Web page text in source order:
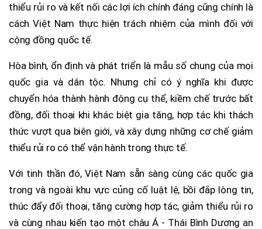
thiểu rủi ro và kết nối các lợi ích chính đáng cũng chính là
cách Việt Nam thực hiện trách nhiệm của mình đối với
cộng đồng quốc tế.
Hòa bình, ổn định và phát triển là mẫu số chung của mọi
quốc gia và dân tộc. Nhưng chỉ có ý nghĩa khi được
chuyển hóa thành hành động cụ thể, kiềm chế trước bất
đồng, đối thoại khi khác biệt gia tăng, hợp tác khi thách
thức vượt qua biên giới, và xây dựng những cơ chế giảm
thiểu rủi ro có thể vận hành trong thực tế.
Với tinh thần đó, Việt Nam sẵn sàng cùng các quốc gia
trong và ngoài khu vực củng cố luật lệ, bồi đắp lòng tin,
thúc đẩy đối thoại, tăng cường hợp tác, giảm thiểu rủi ro
và cùng nhau kiến tạo một châu Á - Thái Bình Dương an